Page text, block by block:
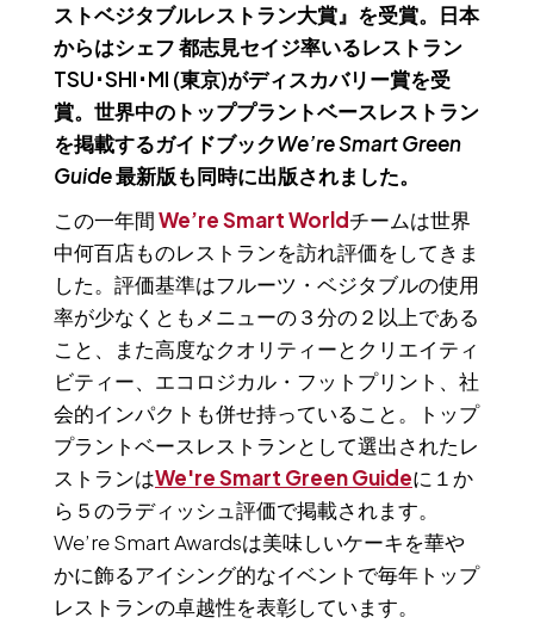
ストベジタブルレストラン大賞』を受賞。日本
からはシェフ 都志見セイジ率いるレストラン
TSU･SHI･MI (東京)がディスカバリー賞を受
賞。世界中のトッププラントベースレストラン
を掲載するガイドブックWe’re Smart Green
Guide最新版も同時に出版されました。
この一年間We’re Smart Worldチームは世界
中何百店ものレストランを訪れ評価をしてきま
した。評価基準はフルーツ・ベジタブルの使用
率が少なくともメニューの３分の２以上である
こと、また高度なクオリティーとクリエイティ
ビティー、エコロジカル・フットプリント、社
会的インパクトも併せ持っていること。トップ
プラントベースレストランとして選出されたレ
ストランはWe're Smart Green Guideに１か
ら５のラディッシュ評価で掲載されます。
We’re Smart Awardsは美味しいケーキを華や
かに飾るアイシング的なイベントで毎年トップ
レストランの卓越性を表彰しています。